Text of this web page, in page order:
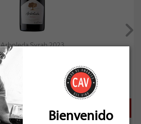
Arboleda Syrah 2023
Bienvenido